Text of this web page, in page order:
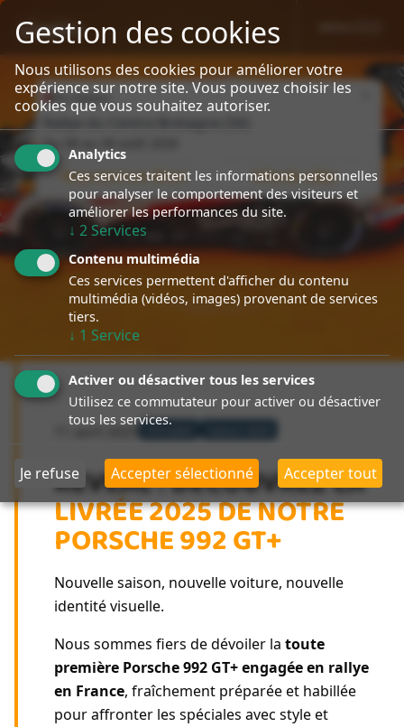
sport event
Specialiste Porsche Rallye
En cours
Du
Nous suivre en direct Infos du rallye
Close
Actualité
REVEAL : DÉCOUVREZ LA
LIVRÉE 2025 DE NOTRE
PORSCHE 992 GT+
Nouvelle saison, nouvelle voiture, nouvelle
identité visuelle.
Nous sommes fiers de dévoiler la toute
première Porsche 992 GT+ engagée en rallye
en France, fraîchement préparée et habillée
pour affronter les spéciales avec style et
Gestion des cookies
Nous utilisons des cookies pour améliorer votre
expérience sur notre site. Vous pouvez choisir les
cookies que vous souhaitez autoriser.
Analytics
Ces services traitent les informations personnelles
pour analyser le comportement des visiteurs et
améliorer les performances du site.
↓ 2 Services
Contenu multimédia
Ces services permettent d'afficher du contenu
multimédia (vidéos, images) provenant de services
tiers.
↓ 1 Service
Activer ou désactiver tous les services
Utilisez ce commutateur pour activer ou désactiver
tous les services.
Je refuse Accepter sélectionné Accepter tout